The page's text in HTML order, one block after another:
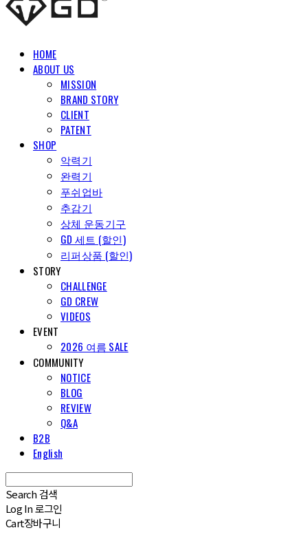
HOME
ABOUT US
MISSION
BRAND STORY
CLIENT
PATENT
SHOP
악력기
완력기
푸쉬업바
추감기
상체 운동기구
GD 세트 (할인)
리퍼상품 (할인)
STORY
CHALLENGE
GD CREW
VIDEOS
EVENT
2026 여름 SALE
COMMUNITY
NOTICE
BLOG
REVIEW
Q&A
B2B
English
Search 검색
Log In로그인
Cart장바구니